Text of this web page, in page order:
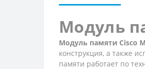
Модуль
Модуль памяти Cisco
конструкция, а также
памяти работает по